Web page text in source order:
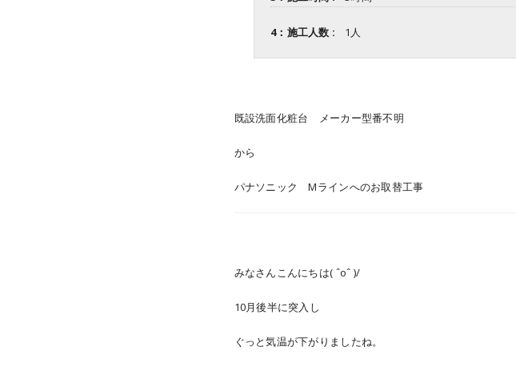
4：施工人数 : 1人
既設洗面化粧台 メーカー型番不明
から
パナソニック Mラインへのお取替工事
みなさんこんにちは( ˆoˆ )/
10月後半に突入し
ぐっと気温が下がりましたね。